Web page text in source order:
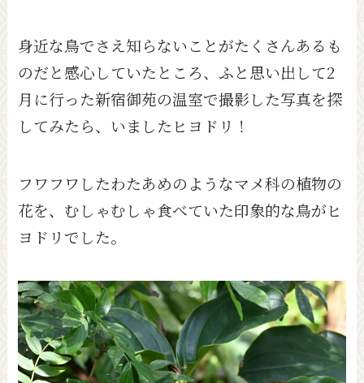
身近な鳥でさえ知らないことがたくさんあるも
のだと感心していたところ、ふと思い出して2
月に行った新宿御苑の温室で撮影した写真を探
してみたら、いましたヒヨドリ！
フワフワしたわたあめのようなマメ科の植物の
花を、むしゃむしゃ食べていた印象的な鳥がヒ
ヨドリでした。